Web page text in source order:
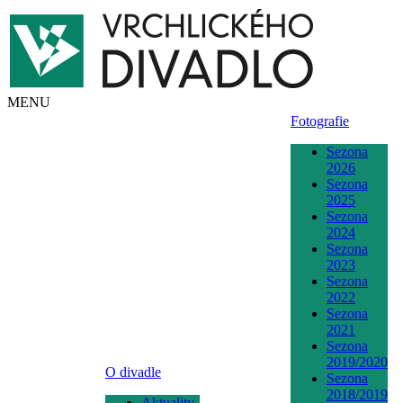
MENU
O divadle
Fotografie
Sezona
2026
Sezona
2025
Sezona
2024
Sezona
2023
Sezona
2022
Sezona
2021
Sezona
2019/2020
Sezona
2018/2019